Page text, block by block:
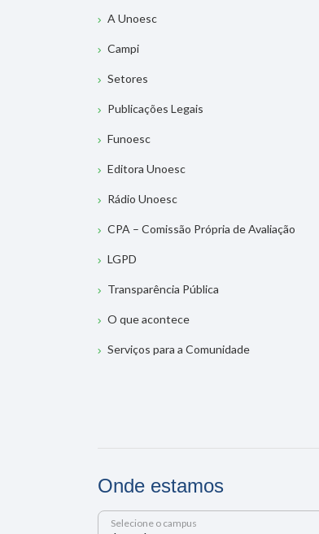
A Unoesc
Campi
Setores
Publicações Legais
Funoesc
Editora Unoesc
Rádio Unoesc
CPA – Comissão Própria de Avaliação
LGPD
Transparência Pública
O que acontece
Serviços para a Comunidade
Onde estamos
Selecione o campus